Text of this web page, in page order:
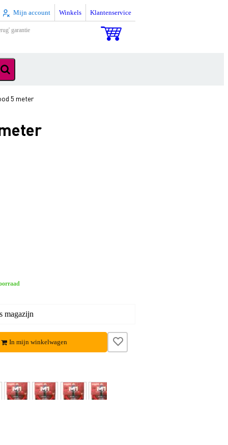
Mijn account Winkels Klantenservice
garantie
5 meter
magazijn
In mijn winkelwagen